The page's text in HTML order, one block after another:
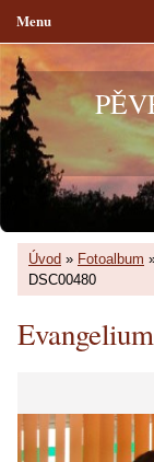
Úvod » Fotoalbum
DSC00480
Menu